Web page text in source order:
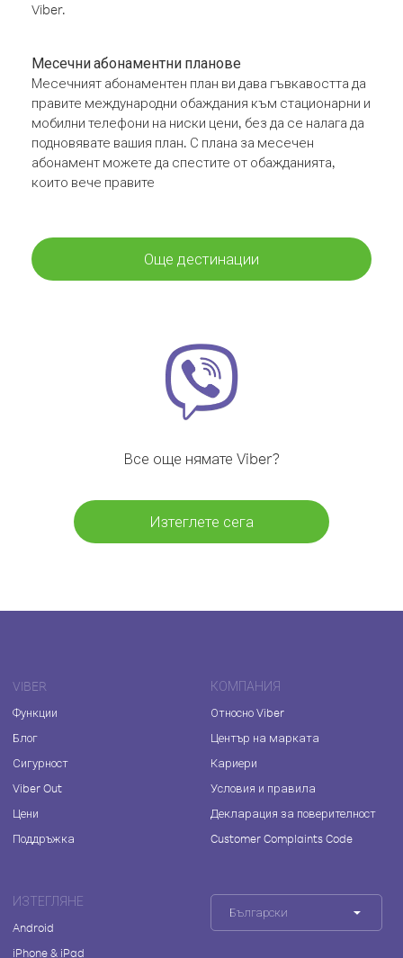
Viber.
Месечни абонаментни планове
Месечният абонаментен план ви дава гъвкавостта да
правите международни обаждания към стационарни и
мобилни телефони на ниски цени, без да се налага да
подновявате вашия план. С плана за месечен
абонамент можете да спестите от обажданията,
които вече правите
Още дестинации
Все още нямате Viber?
Изтеглете сега
VIBER
Функции
Блог
Сигурност
Viber Out
Цени
Поддръжка
КОМПАНИЯ
Относно Viber
Център на марката
Кариери
Условия и правила
Декларация за поверителност
Customer Complaints Code
ИЗТЕГЛЯНЕ
Android
iPhone & iPad
Български